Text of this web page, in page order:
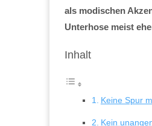
als modischen
Unterhose meist
Inhalt
Keine Spur
Kein